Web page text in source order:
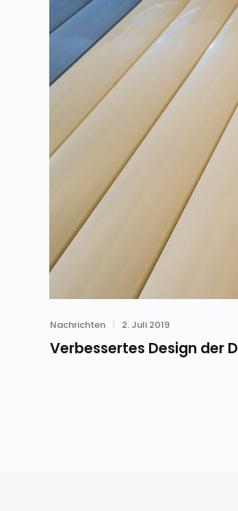
Category
Nachrichten
Posted
2. Juli 2019
Verbessertes Design der